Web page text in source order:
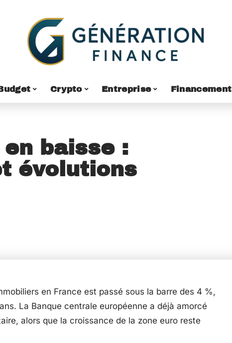
Crypto Entreprise Financement
baisse :
évolutions
en France est passé sous la barre des 4 %,
La Banque centrale européenne a déjà amorcé
alors que la croissance de la zone euro reste